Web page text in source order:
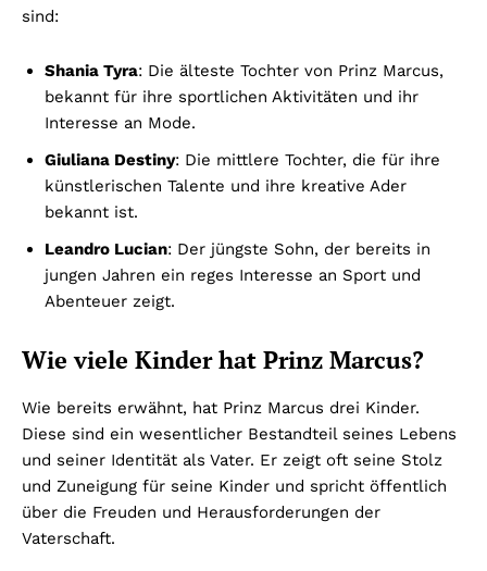
sind:
Shania Tyra: Die älteste Tochter von Prinz Marcus,
bekannt für ihre sportlichen Aktivitäten und ihr
Interesse an Mode.
Giuliana Destiny: Die mittlere Tochter, die für ihre
künstlerischen Talente und ihre kreative Ader
bekannt ist.
Leandro Lucian: Der jüngste Sohn, der bereits in
jungen Jahren ein reges Interesse an Sport und
Abenteuer zeigt.
Wie viele Kinder hat Prinz Marcus?
Wie bereits erwähnt, hat Prinz Marcus drei Kinder.
Diese sind ein wesentlicher Bestandteil seines Lebens
und seiner Identität als Vater. Er zeigt oft seine Stolz
und Zuneigung für seine Kinder und spricht öffentlich
über die Freuden und Herausforderungen der
Vaterschaft.